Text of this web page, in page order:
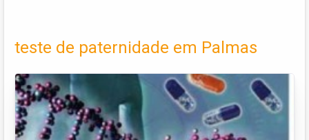
teste de paternidade em Palmas